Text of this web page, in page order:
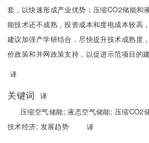
套，以快速形成产业优势；压缩CO2储能和
能技术还不成熟，投资成本和度电成本较高
建议加强产学研结合，尽快提升技术成熟度
价政策和并网政策支持，以促进示范项目的建
译
关键词
译
压缩空气储能;液态空气储能; 压缩CO2
技术经济; 发展趋势 译